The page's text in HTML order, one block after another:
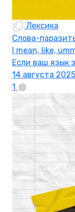
Лексика
Слова-
I mean, like,
Если ваш язык
14 августа 2025
1